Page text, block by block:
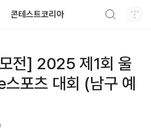
콘테스트코리아
전] 2025 제1회 울
포츠 대회 (남구 예